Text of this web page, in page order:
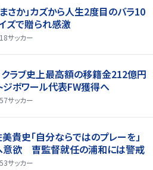
さか」カズから人生2度目のバラ10
ズで贈られ感激
サッカー
クラブ史上最高額の移籍金212億円
ジボワール代表FW獲得へ
サッカー
美貴史「自分ならではのプレーを」
意欲 曺監督就任の浦和には警戒
サッカー